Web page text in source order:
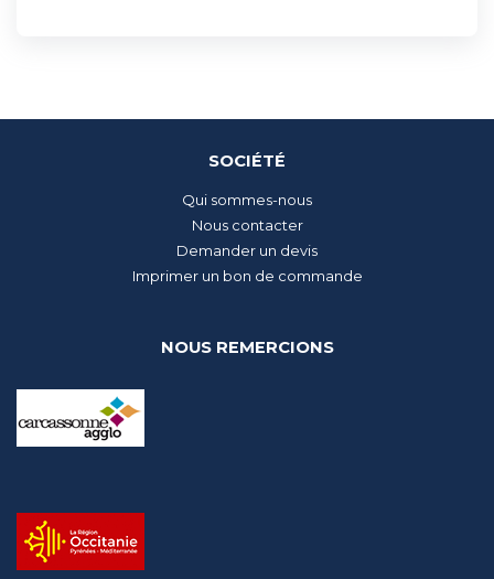
SOCIÉTÉ
Qui sommes-nous
Nous contacter
Demander un devis
Imprimer un bon de commande
NOUS REMERCIONS